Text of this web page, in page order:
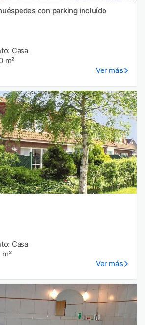
con parking incluído
Casa
m²
Ver más
Casa
m²
Ver más